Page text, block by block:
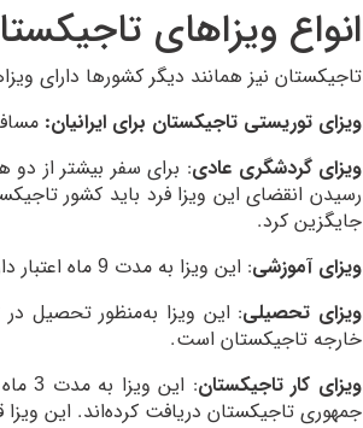
انواع ویزاهای
تاجیکستان نیز همانند دیگر کشورها دارای
ویزای توریستی تاجیکستان برای ایرانیان:
ویزای گردشگری عادی
رسیدن انقضای این ویزا فرد باید کشور
جایگزین کرد.
ویزای آموزشی: این ویزا به مدت 9 ماه اعتبار دارد و قابلیت تمدید و جایگزینی با ویزای دیگر را نیز ندارد.
ویزای تحصیلی: این ویزا به‌منظور تحصیل
خارجه تاجیکستان است.
ویزای کار تاجیکستان
:
جمهوری تاجیکستان دریافت کرده‌اند. این ویزا